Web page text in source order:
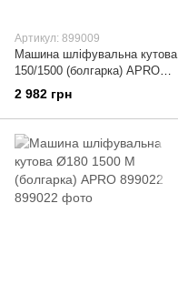
Артикул: 899009
Машина шліфувальна кутова
150/1500 (болгарка) APRO
899009
2 982 грн